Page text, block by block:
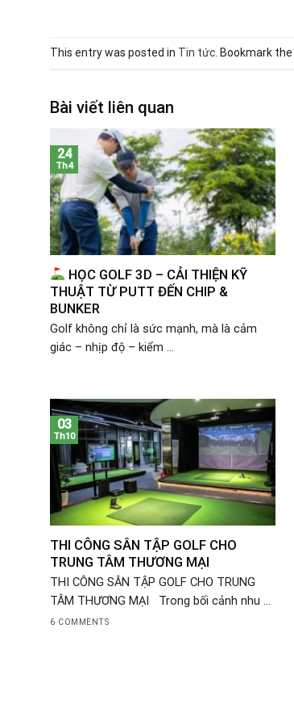
This entry was posted in Tin tức . Bookmark the
Bài viết liên quan
HỌC GOLF 3D – CẢI THIỆN KỸ
THUẬT TỪ PUTT ĐẾN CHIP &
BUNKER
Golf không chỉ là sức mạnh, mà là cảm
giác – nhịp độ – kiểm ...
24
Th4
THI CÔNG SÂN TẬP GOLF CHO
TRUNG TÂM THƯƠNG MẠI
THI CÔNG SÂN TẬP GOLF CHO TRUNG
TÂM THƯƠNG MẠI Trong bối cảnh nhu ...
6 COMMENTS
03
Th10